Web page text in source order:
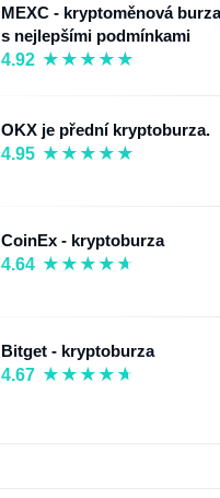
MEXC - kryptoměnová burza
s nejlepšími podmínkami
4.92
OKX je přední kryptoburza.
4.95
CoinEx - kryptoburza
4.64
Bitget - kryptoburza
4.67